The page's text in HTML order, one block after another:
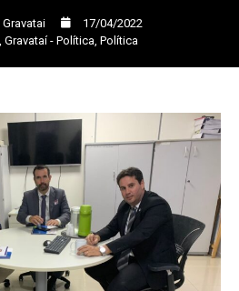
17/04/2022
Gravataí - Política Política